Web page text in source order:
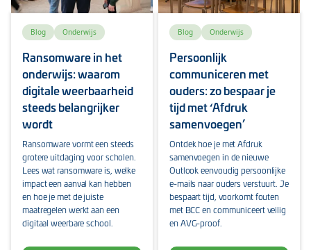
Blog Onderwijs
Ransomware in het
onderwijs: waarom
digitale weerbaarheid
steeds belangrijker
wordt
Ransomware vormt een steeds
grotere uitdaging voor scholen.
Lees wat ransomware is, welke
impact een aanval kan hebben
en hoe je met de juiste
maatregelen werkt aan een
digitaal weerbare school.
Blog Onderwijs
Persoonlijk
communiceren met
ouders: zo bespaar je
tijd met ‘Afdruk
samenvoegen’
Ontdek hoe je met Afdruk
samenvoegen in de nieuwe
Outlook eenvoudig persoonlijke
e-mails naar ouders verstuurt. Je
bespaart tijd, voorkomt fouten
met BCC en communiceert veilig
en AVG-proof.